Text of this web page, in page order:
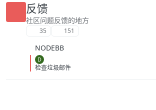
反馈
社区问题反馈的地方
35 151
NODEBB
D
检查垃圾邮件